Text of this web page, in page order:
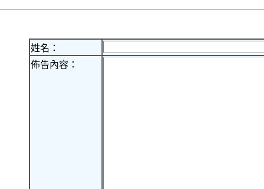
姓名：
佈告內容：